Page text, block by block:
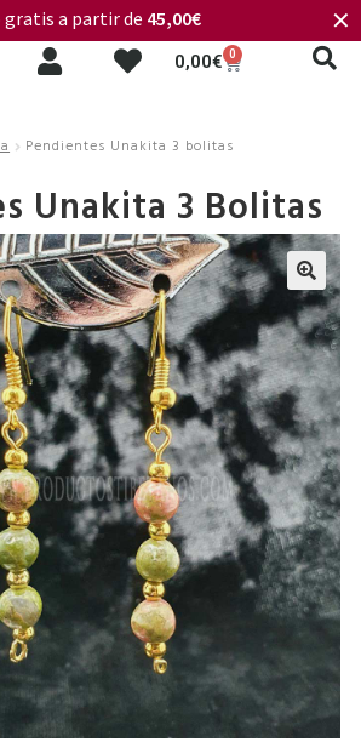
0,00€ 0
gratis a partir de 45,00€ ✕
Pendientes Unakita 3 bolitas
Unakita 3 Bolitas
🔍